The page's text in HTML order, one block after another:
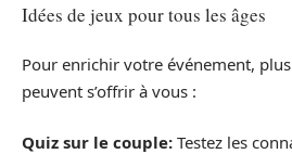
Idées de jeux pour tous les âges
Pour enrichir votre événement,
peuvent s’offrir à vous :
Quiz sur le couple: Testez les